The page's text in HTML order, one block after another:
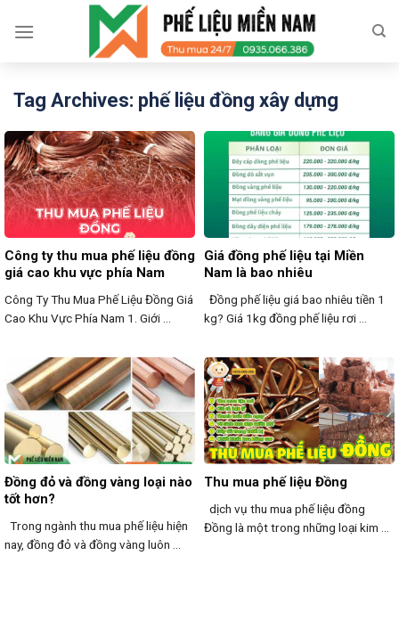
Tag Archives: phế liệu đồng xây dựng
Công ty thu mua phế liệu đồng
giá cao khu vực phía Nam
Công Ty Thu Mua Phế Liệu Đồng Giá
Cao Khu Vực Phía Nam 1. Giới ...
Giá đồng phế liệu tại Miền
Nam là bao nhiêu
Đồng phế liệu giá bao nhiêu tiền 1
kg? Giá 1kg đồng phế liệu rơi ...
Đồng đỏ và đồng vàng loại nào
tốt hơn?
Trong ngành thu mua phế liệu hiện
nay, đồng đỏ và đồng vàng luôn ...
Thu mua phế liệu Đồng
dịch vụ thu mua phế liệu đồng
Đồng là một trong những loại kim ...